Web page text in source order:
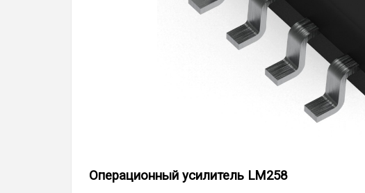
Операционный усилитель LM258